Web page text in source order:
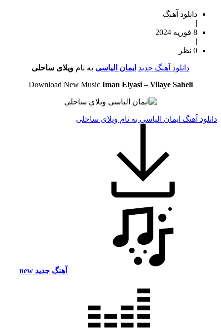
دانلود آهنگ
|
8 فوریه 2024
|
0 نظر
دانلود آهنگ جدید ایمان الیاسی به نام ویلای ساحلی
Download New Music Iman Elyasi– Vilaye Saheli
دانلود آهنگ ایمان الیاسی به نام ویلای ساحلی
آهنگ جدید new